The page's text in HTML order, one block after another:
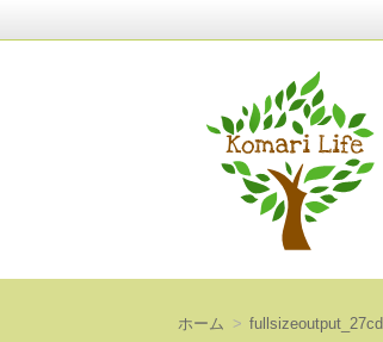
Komari Life
ホーム fullsizeoutput_27cd